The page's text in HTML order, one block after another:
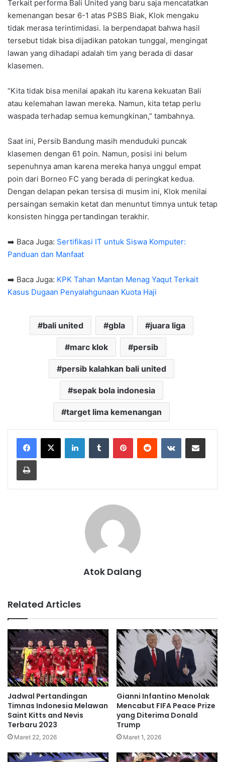
Terkait performa Bali United yang baru saja mencatatkan
kemenangan besar 6-1 atas PSBS Biak, Klok mengaku
tidak merasa terintimidasi. Ia berpendapat bahwa hasil
tersebut tidak bisa dijadikan patokan tunggal, mengingat
lawan yang dihadapi adalah tim yang berada di dasar
klasemen.
“Kita tidak bisa menilai apakah itu karena kekuatan Bali
atau kelemahan lawan mereka. Namun, kita tetap perlu
waspada terhadap semua kemungkinan,” tambahnya.
Saat ini, Persib Bandung masih menduduki puncak
klasemen dengan 61 poin. Namun, posisi ini belum
sepenuhnya aman karena mereka hanya unggul empat
poin dari Borneo FC yang berada di peringkat kedua.
Dengan delapan pekan tersisa di musim ini, Klok menilai
persaingan semakin ketat dan menuntut timnya untuk tetap
konsisten hingga pertandingan terakhir.
➡️ Baca Juga: Sertifikasi IT untuk Siswa Komputer:
Panduan dan Manfaat
➡️ Baca Juga: KPK Tahan Mantan Menag Yaqut Terkait
Kasus Dugaan Penyalahgunaan Kuota Haji
bali united gbla juara liga
marc klok persib
persib kalahkan bali united
sepak bola indonesia
target lima kemenangan
LinkedInTumblr PinterestReddit VKontakteShare via Email
Print
Atok Dalang
Related Articles
Jadwal Pertandingan
Timnas Indonesia Melawan
Saint Kitts and Nevis
Terbaru 2023
Maret 22, 2026
Gianni Infantino Menolak
Mencabut FIFA Peace Prize
yang Diterima Donald
Trump
Maret 1, 2026